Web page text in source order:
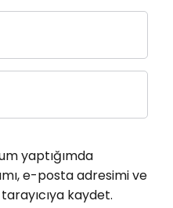
yaptığımda
e-posta adresimi ve
kaydet.